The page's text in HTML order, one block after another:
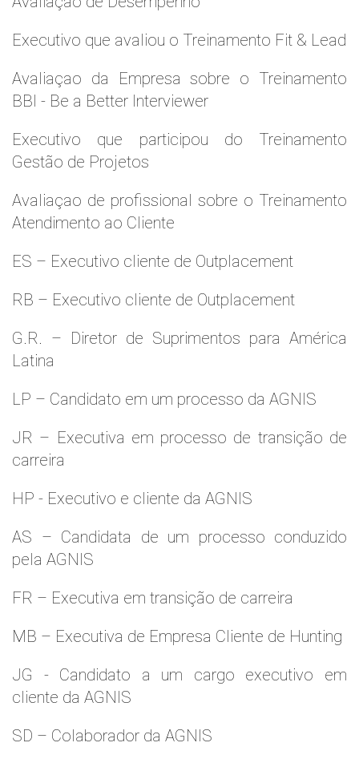
Executivo que avaliou o Treinamento Fit & Lead
Avaliaçao da Empresa sobre o Treinamento
BBI - Be a Better Interviewer
Executivo que participou do Treinamento
Gestão de Projetos
Avaliaçao de profissional sobre o Treinamento
Atendimento ao Cliente
ES – Executivo cliente de Outplacement
RB – Executivo cliente de Outplacement
G.R. – Diretor de Suprimentos para América
Latina
LP – Candidato em um processo da AGNIS
JR – Executiva em processo de transição de
carreira
HP - Executivo e cliente da AGNIS
AS – Candidata de um processo conduzido
pela AGNIS
FR – Executiva em transição de carreira
MB – Executiva de Empresa Cliente de Hunting
JG - Candidato a um cargo executivo em
cliente da AGNIS
SD – Colaborador da AGNIS